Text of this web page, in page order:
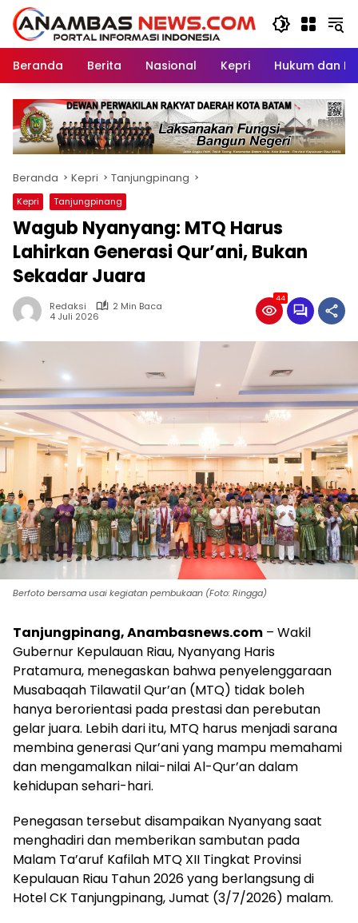
Langsung
konten
Beranda
Berita Nasional Kepri Hukum dan
Beranda Kepri Tanjungpinang
Kepri Tanjungpinang
Wagub Nyanyang: MTQ Harus
Lahirkan Generasi Qur’ani, Bukan
Sekadar Juara
Redaksi
2 Min Baca
4 Juli 2026
44
Berfoto bersama usai kegiatan pembukaan (Foto: Ringga)
Tanjungpinang, Anambasnews.com – Wakil
Gubernur Kepulauan Riau, Nyanyang Haris
Pratamura, menegaskan bahwa penyelenggaraan
Musabaqah Tilawatil Qur’an (MTQ) tidak boleh
hanya berorientasi pada prestasi dan perebutan
gelar juara. Lebih dari itu, MTQ harus menjadi sarana
membina generasi Qur’ani yang mampu memahami
dan mengamalkan nilai-nilai Al-Qur’an dalam
kehidupan sehari-hari.
Penegasan tersebut disampaikan Nyanyang saat
menghadiri dan memberikan sambutan pada
Malam Ta’aruf Kafilah MTQ XII Tingkat Provinsi
Kepulauan Riau Tahun 2026 yang berlangsung di
Hotel CK Tanjungpinang, Jumat (3/7/2026) malam.